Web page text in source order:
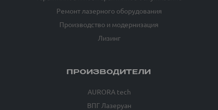
Ремонт лазерного оборудования
Производство и модернизация
Лизинг
ПРОИЗВОДИТЕЛИ
AURORA tech
ВПГ Лазеруан